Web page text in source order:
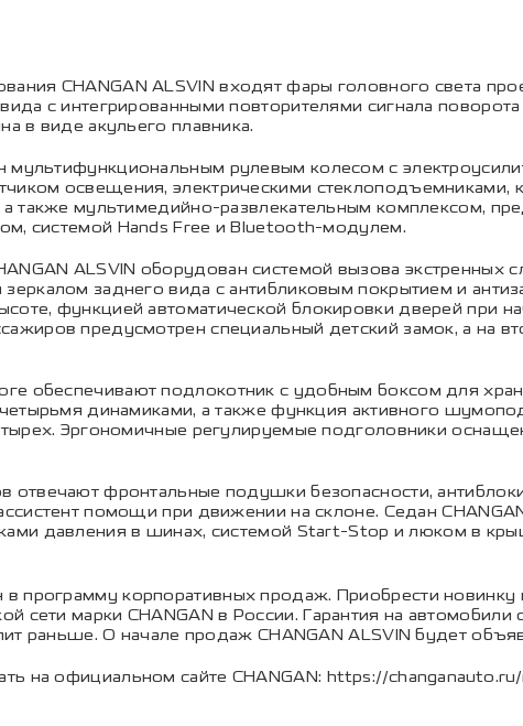
CHANGAN ALSVIN входят фары головного света
с интегрированными повторителями сигнала
в виде акульего плавника.
рулевым колесом с
освещения, электрическими стеклоподъемниками,
а также мультимедийно-развлекательным комплексом,
системой Hands Free и Bluetooth-модулем.
ALSVIN оборудован системой вызова
зеркалом заднего вида с антибликовым покрытием и
функцией автоматической блокировки дверей при
предусмотрен специальный детский замок, а на
обеспечивают подлокотник с удобным боксом для
четырьмя динамиками, а также функция активного
Эргономичные регулируемые подголовники
отвечают фронтальные подушки безопасности,
помощи при движении на склоне. Седан
давления в шинах, системой Start-Stop и люком в
в программу корпоративных продаж. Приобрести
сети марки CHANGAN в России. Гарантия на автомобили
раньше. О начале продаж CHANGAN ALSVIN будет
на официальном сайте CHANGAN: https://